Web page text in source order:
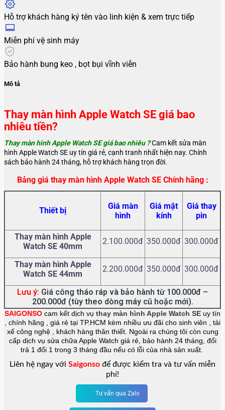
Hỗ trợ khách hàng ký tên vào linh kiện & xem trực tiếp
Miễn phí vệ sinh máy
Bảo hành bung keo , bọt bụi vĩnh viễn
Mô tả
Thay màn hình Apple Watch SE giá bao
nhiêu tiền?
Thay màn hình Apple Watch SE giá bao nhiêu ?Cam kết sửa màn
hình Apple Watch SE uy tín giá rẻ, cạnh tranh nhất hiện nay. Chính
sách bảo hành 24 tháng, hỗ trợ khách hàng trọn đời.
Bảng giá thay màn hình Apple Watch SE Chính hãng :
Thiết bị
Giá màn
hình
Giá mặt
kính
Giá thay
pin
Thay màn hình Apple
Watch SE 40mm
2.100.000đ 350.000đ 300.000đ
Thay màn hình Apple
Watch SE 44mm
2.200.000đ 350.000đ 300.000đ
Lưu ý: Giá công tháo ráp và bảo hành từ 100.000đ –
200.000đ (tùy theo dòng máy cũ hoặc mới).
SAIGONSO cam kết dịch vụ thay màn hình Apple Watch SE uy tín
, chính hãng , giá rẻ tại TP.HCM kèm nhiều ưu đãi cho sinh viên , tài
xế công nghệ , khách hàng thân thiết. Ngoài ra chúng tôi còn cung
cấp dịch vụ sửa chữa Apple Watch giá rẻ, bảo hành 24 tháng, đổi
trả 1 đổi 1 trong 3 tháng đầu nếu có lỗi của nhà sản xuất.
Liên hệ ngay với Saigonso để được kiểm tra và tư vấn miễn
phí!
Tư vấn qua Zalo